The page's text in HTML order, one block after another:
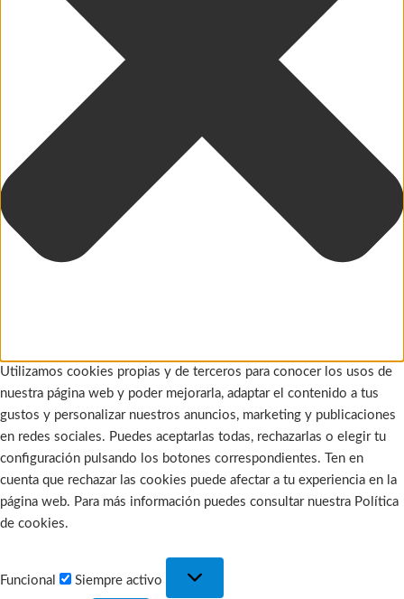
Utilizamos cookies propias y de terceros para conocer los usos de
nuestra página web y poder mejorarla, adaptar el contenido a tus
gustos y personalizar nuestros anuncios, marketing y publicaciones
en redes sociales. Puedes aceptarlas todas, rechazarlas o elegir tu
configuración pulsando los botones correspondientes. Ten en
cuenta que rechazar las cookies puede afectar a tu experiencia en la
página web. Para más información puedes consultar nuestra Política
de cookies.
Funcional Siempre activo